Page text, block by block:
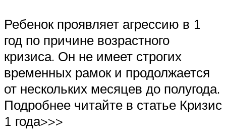
Ребенок проявляет агрессию в 1
год по причине возрастного
кризиса. Он не имеет строгих
временных рамок и продолжается
от нескольких месяцев до полугода.
Подробнее читайте в статье Кризис
1 года>>>